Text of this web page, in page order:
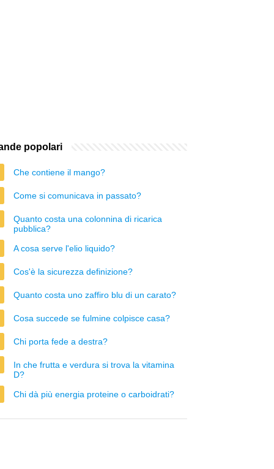
popolari
Che contiene il mango?
Come si comunicava in passato?
Quanto costa una colonnina di ricarica
pubblica?
A cosa serve l'elio liquido?
Cos'è la sicurezza definizione?
Quanto costa uno zaffiro blu di un carato?
Cosa succede se fulmine colpisce casa?
Chi porta fede a destra?
In che frutta e verdura si trova la vitamina
D?
Chi dà più energia proteine o carboidrati?